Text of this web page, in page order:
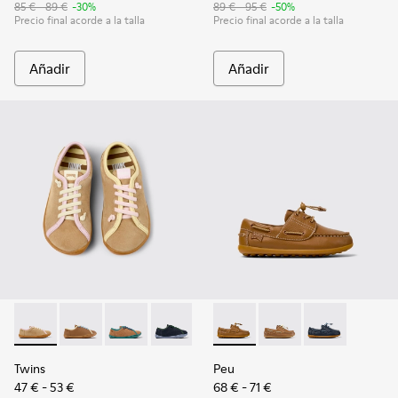
85 € - 89 € -30%
Precio final acorde a la talla
Añadir
89 € - 95 € -50%
Precio final acorde a la talla
Añadir
Twins - K800663-003 - Zapatos de ante y piel multicolor
Twins - K800663-007
Twins - K800663-004
Twins - K800663-002
Twins - K800663-001
Twins
47 € - 53 €
Peu - K800689-001 -
Peu - K800689-004
Peu -
Peu
68 € - 71 €